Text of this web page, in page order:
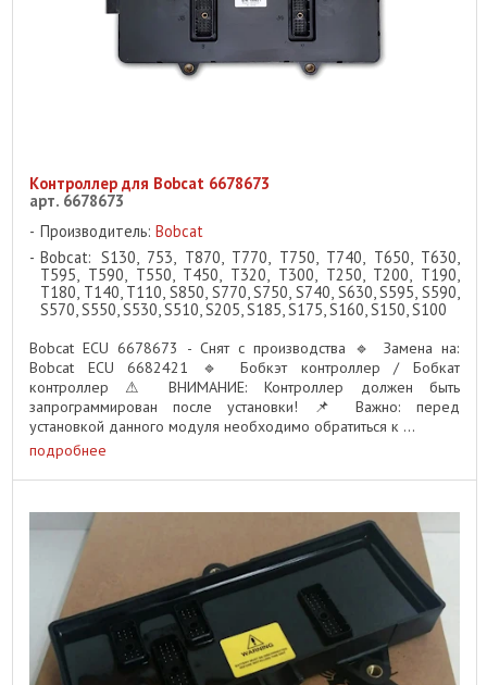
Контроллер для Bobcat 6678673
арт. 6678673
Производитель: Bobcat
Bobcat: S130, 753, T870, T770, T750, T740, T650, T630,
T595, T590, T550, T450, T320, T300, T250, T200, T190,
T180, T140, T110, S850, S770, S750, S740, S630, S595, S590,
S570, S550, S530, S510, S205, S185, S175, S160, S150, S100
Bobcat ECU 6678673 - Снят с производства 🔹 Замена на:
Bobcat ECU 6682421 🔹 Бобкэт контроллер / Бобкат
контроллер ⚠ ВНИМАНИЕ: Контроллер должен быть
запрограммирован после установки! 📌 Важно: перед
установкой данного модуля необходимо обратиться к ...
подробнее